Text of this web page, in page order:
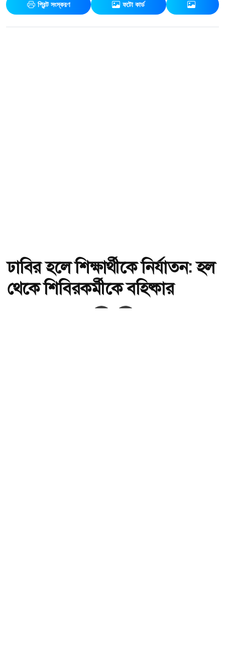
প্রিন্ট সংস্করণ ফটো কার্ড
ঢাবির হলে শিক্ষার্থীকে নির্যাতন: হল
থেকে শিবিরকর্মীকে বহিষ্কার